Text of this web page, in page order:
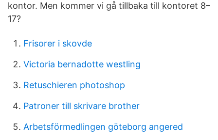
kontor. Men kommer vi gå tillbaka till kontoret 8–
17?
Frisorer i skovde
Victoria bernadotte westling
Retuschieren photoshop
Patroner till skrivare brother
Arbetsförmedlingen göteborg angered